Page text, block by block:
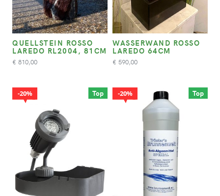
QUELLSTEIN ROSSO
LAREDO RL2004, 81CM
€ 810,00
WASSERWAND ROSSO
LAREDO 64CM
€ 590,00
Top
20% Top
20%